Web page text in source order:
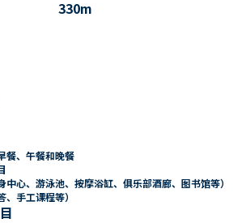
330m
餐、午餐和晚餐
中心、游泳池、按摩浴缸、俱乐部酒廊、图书馆等）
手工课程等）